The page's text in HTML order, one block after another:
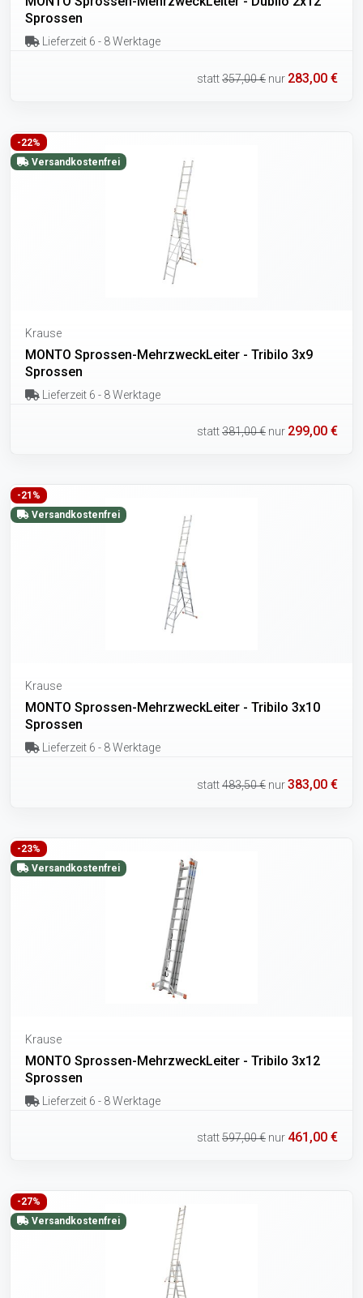
Sprossen
Lieferzeit 6 - 8 Werktage
statt357,00 € nur 283,00 €
-22%
Versandkostenfrei
Krause
MONTO Sprossen-MehrzweckLeiter - Tribilo 3x9
Sprossen
Lieferzeit 6 - 8 Werktage
statt381,00 € nur 299,00 €
-21%
Versandkostenfrei
Krause
MONTO Sprossen-MehrzweckLeiter - Tribilo 3x10
Sprossen
Lieferzeit 6 - 8 Werktage
statt483,50 € nur383,00 €
-23%
Versandkostenfrei
Krause
MONTO Sprossen-MehrzweckLeiter - Tribilo 3x12
Sprossen
Lieferzeit 6 - 8 Werktage
statt597,00 € nur 461,00 €
-27%
Versandkostenfrei